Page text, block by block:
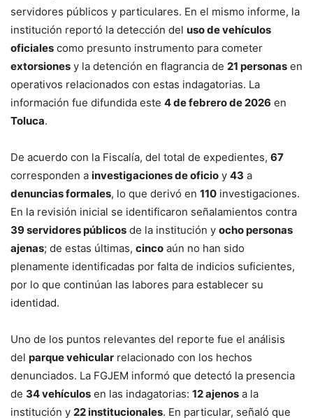
servidores públicos y particulares. En el mismo informe, la
institución reportó la detección del uso de vehículos
oficiales como presunto instrumento para cometer
extorsiones y la detención en flagrancia de 21 personas en
operativos relacionados con estas indagatorias. La
información fue difundida este 4 de febrero de 2026 en
Toluca.
De acuerdo con la Fiscalía, del total de expedientes, 67
corresponden a investigaciones de oficio y 43 a
denuncias formales, lo que derivó en 110 investigaciones.
En la revisión inicial se identificaron señalamientos contra
39 servidores públicos de la institución y ocho personas
ajenas; de estas últimas, cinco aún no han sido
plenamente identificadas por falta de indicios suficientes,
por lo que continúan las labores para establecer su
identidad.
Uno de los puntos relevantes del reporte fue el análisis
del parque vehicular relacionado con los hechos
denunciados. La FGJEM informó que detectó la presencia
de 34 vehículos en las indagatorias: 12 ajenos a la
institución y 22 institucionales. En particular, señaló que